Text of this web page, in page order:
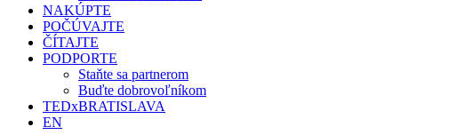
NAKÚPTE
POČÚVAJTE
ČÍTAJTE
PODPORTE
Staňte sa partnerom
Buďte dobrovoľníkom
TEDxBRATISLAVA
EN